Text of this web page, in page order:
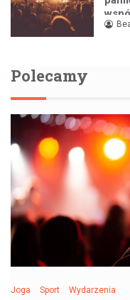
Polecamy
Joga Sport Wydarzenia